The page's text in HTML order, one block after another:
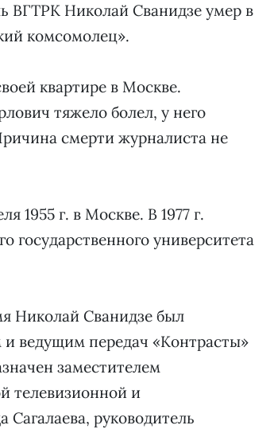
ВГТРК Николай Сванидзе умер в
комсомолец».
квартире в Москве.
тяжело болел, у него
смерти журналиста не
1955 г. в Москве. В 1977 г.
государственного университета
Николай Сванидзе был
ведущим передач «Контрасты»
заместителем
телевизионной и
руководитель